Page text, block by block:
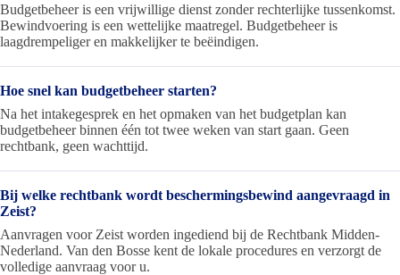
Budgetbeheer is een vrijwillige dienst zonder rechterlijke tussenkomst.
Bewindvoering is een wettelijke maatregel. Budgetbeheer is
laagdrempeliger en makkelijker te beëindigen.
Hoe snel kan budgetbeheer starten?
Na het intakegesprek en het opmaken van het budgetplan kan
budgetbeheer binnen één tot twee weken van start gaan. Geen
rechtbank, geen wachttijd.
Bij welke rechtbank wordt beschermingsbewind aangevraagd in
Zeist?
Aanvragen voor Zeist worden ingediend bij de Rechtbank Midden-
Nederland. Van den Bosse kent de lokale procedures en verzorgt de
volledige aanvraag voor u.